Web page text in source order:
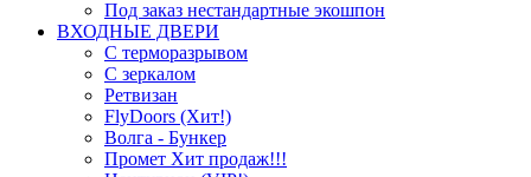
Под заказ нестандартные экошпон
ВХОДНЫЕ ДВЕРИ
С терморазрывом
С зеркалом
Ретвизан
FlyDoors (Хит!)
Волга - Бункер
Промет Хит продаж!!!